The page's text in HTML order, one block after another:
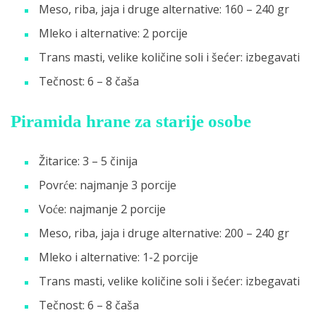
Meso, riba, jaja i druge alternative: 160 – 240 gr
Mleko i alternative: 2 porcije
Trans masti, velike količine soli i šećer: izbegavati
Tečnost: 6 – 8 čaša
Piramida hrane za starije osobe
Žitarice: 3 – 5 činija
Povrće: najmanje 3 porcije
Voće: najmanje 2 porcije
Meso, riba, jaja i druge alternative: 200 – 240 gr
Mleko i alternative: 1-2 porcije
Trans masti, velike količine soli i šećer: izbegavati
Tečnost: 6 – 8 čaša